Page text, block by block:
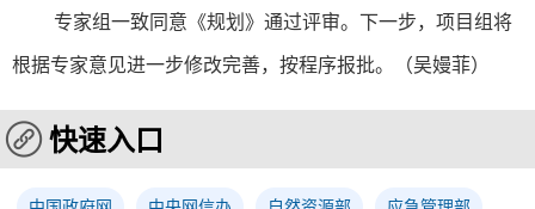
专家组一致同意《规划》通过评审。下一步，项目组将
根据专家意见进一步修改完善，按程序报批。（吴嫚菲）
快速入口